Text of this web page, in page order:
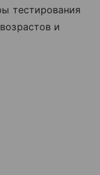
тестирования
и